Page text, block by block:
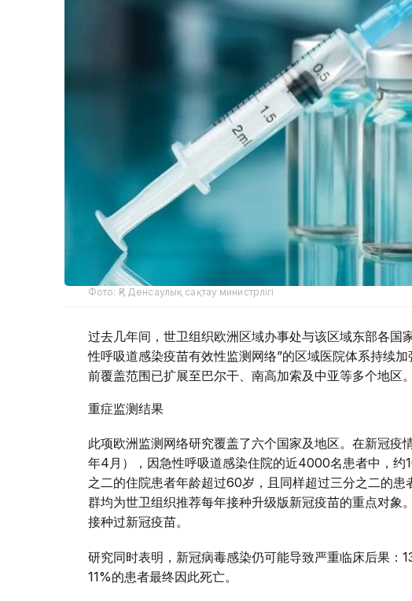
Фото: ҚР Денсаулық сақтау министрлігі
过去几年间，世卫组织欧洲区域办事处与该区域东部各国
性呼吸道感染疫苗有效性监测网络”的区域医院体系持续
前覆盖范围已扩展至巴尔干、南高加索及中亚等多个地区。
重症监测结果
此项欧洲监测网络研究覆盖了六个国家及地区。在新冠
年4月），因急性呼吸道感染住院的近4000名患者中，约
之二的住院患者年龄超过60岁，且同样超过三分之二的
群均为世卫组织推荐每年接种升级版新冠疫苗的重点对象
接种过新冠疫苗。
研究同时表明，新冠病毒感染仍可能导致严重临床后果：
11%的患者最终因此死亡。